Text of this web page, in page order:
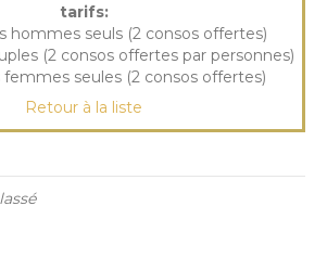
tarifs:
hommes seuls (2 consos offertes)
(2 consos offertes par personnes)
seules (2 consos offertes)
Retour à la liste